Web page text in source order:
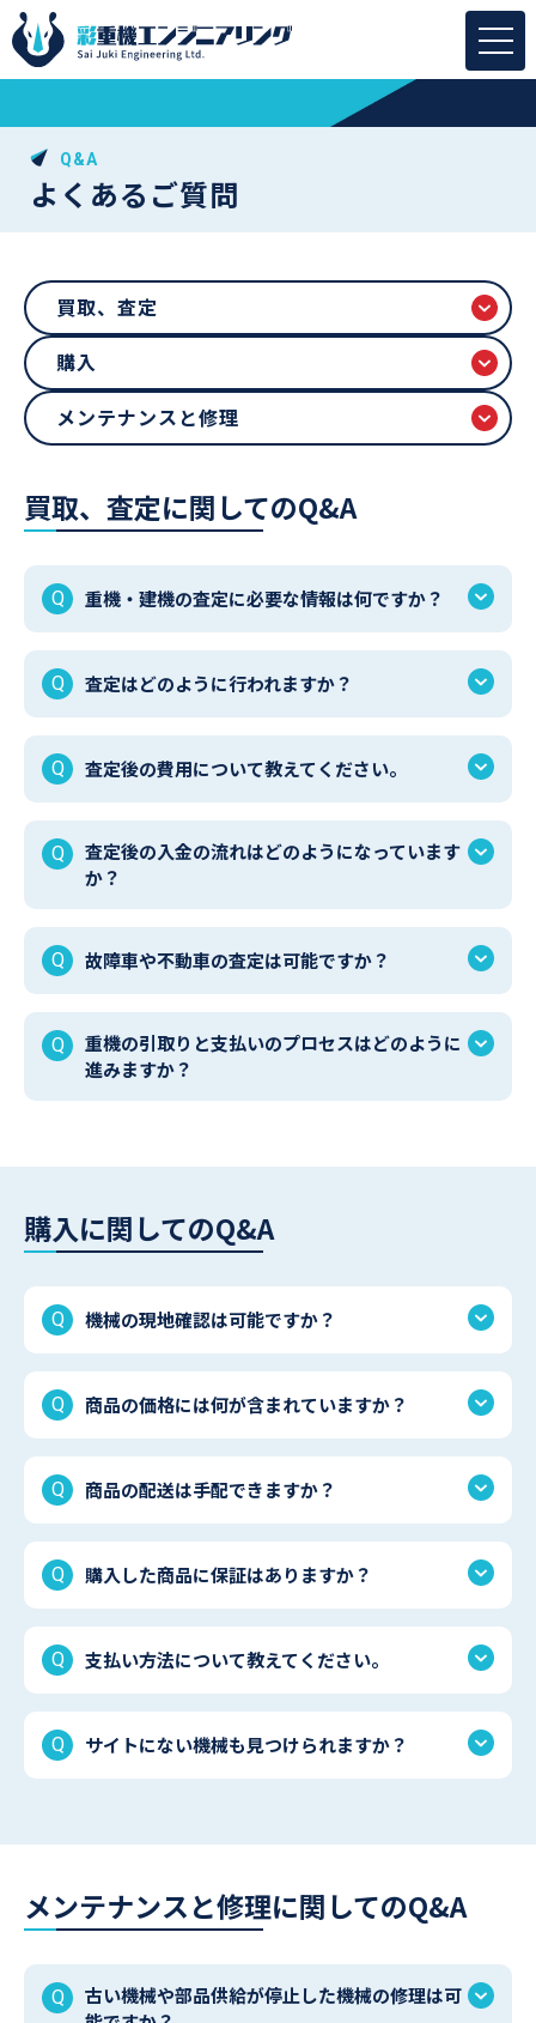
Q&A
よくあるご質問
買取、査定
購入
メンテナンスと修理
買取、査定に関してのQ&A
重機・建機の査定に必要な情報は何ですか？
査定はどのように行われますか？
査定後の費用について教えてください。
査定後の入金の流れはどのようになっています
か？
故障車や不動車の査定は可能ですか？
重機の引取りと支払いのプロセスはどのように
進みますか？
購入に関してのQ&A
機械の現地確認は可能ですか？
商品の価格には何が含まれていますか？
商品の配送は手配できますか？
購入した商品に保証はありますか？
支払い方法について教えてください。
サイトにない機械も見つけられますか？
メンテナンスと修理に関してのQ&A
古い機械や部品供給が停止した機械の修理は可